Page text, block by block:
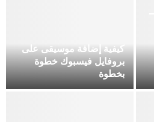
كيفية إضافة موسيقى على
بروفايل فيسبوك خطوة
بخطوة